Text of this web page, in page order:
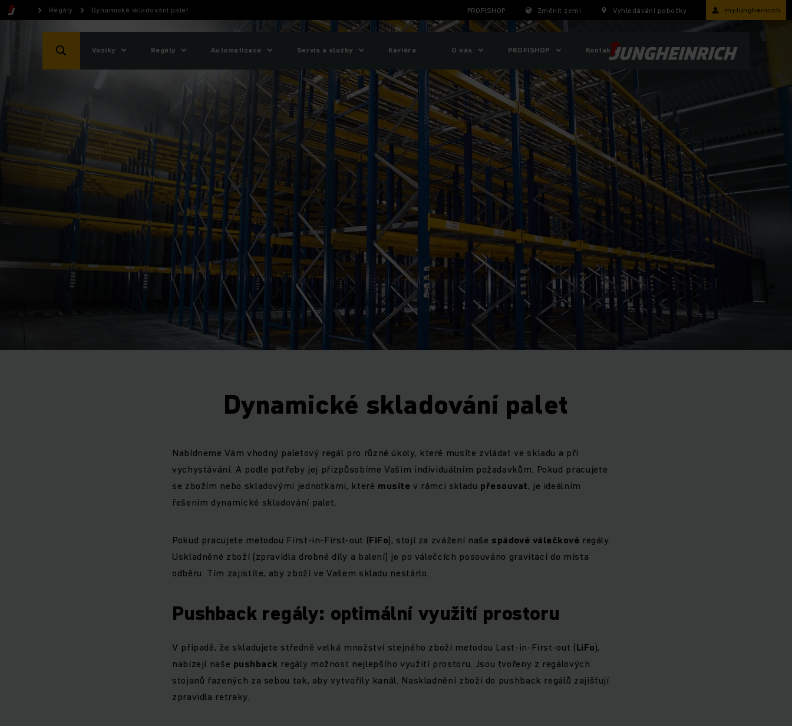
Regály Dynamické skladování palet PROFISHOP Změnit zemi Vyhledávání pobočky myJungheinrich
Vozíky Regály Automatizace Servis a služby Kariéra O nás PROFISHOP Kontakty
Dynamické skladování palet
Nabídneme Vám vhodný paletový regál pro různé úkoly, které musíte zvládat ve skladu a při
vychystávání. A podle potřeby jej přizpůsobíme Vašim individuálním požadavkům. Pokud pracujete
se zbožím nebo skladovými jednotkami, které musíte v rámci skladu přesouvat, je ideálním
řešením dynamické skladování palet.
Pokud pracujete metodou First-in-First-out (FiFo), stojí za zvážení naše spádové válečkové regály.
Uskladněné zboží (zpravidla drobné díly a balení) je po válečcích posouváno gravitací do místa
odběru. Tím zajistíte, aby zboží ve Vašem skladu nestárlo.
Pushback regály: optimální využití prostoru
V případě, že skladujete středně velká množství stejného zboží metodou Last-in-First-out (LiFo),
nabízejí naše pushback regály možnost nejlepšího využití prostoru. Jsou tvořeny z regálových
stojanů řazených za sebou tak, aby vytvořily kanál. Naskladnění zboží do pushback regálů zajišťují
zpravidla retraky.